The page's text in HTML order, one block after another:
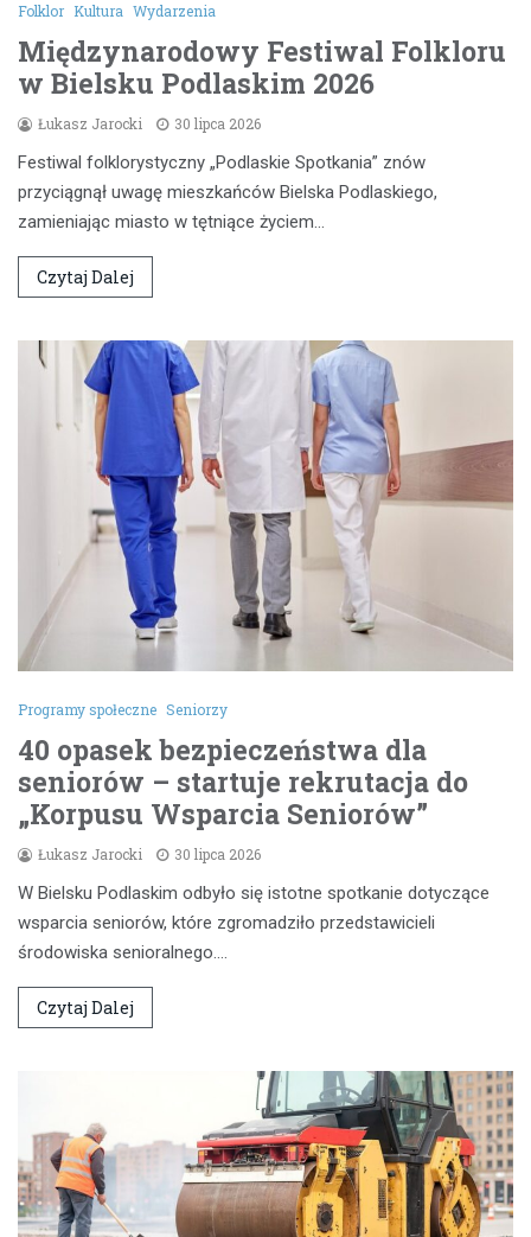
Folklor Kultura Wydarzenia
Międzynarodowy Festiwal Folkloru
w Bielsku Podlaskim 2026
Łukasz Jarocki 30 lipca 2026
Festiwal folklorystyczny „Podlaskie Spotkania” znów
przyciągnął uwagę mieszkańców Bielska Podlaskiego,
zamieniając miasto w tętniące życiem…
Czytaj Dalej
Programy społeczne Seniorzy
40 opasek bezpieczeństwa dla
seniorów – startuje rekrutacja do
„Korpusu Wsparcia Seniorów”
Łukasz Jarocki 30 lipca 2026
W Bielsku Podlaskim odbyło się istotne spotkanie dotyczące
wsparcia seniorów, które zgromadziło przedstawicieli
środowiska senioralnego.…
Czytaj Dalej